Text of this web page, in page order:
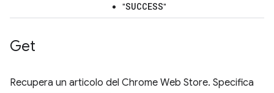
"SUCCESS"
Get
Recupera un articolo del Chrome Web Store. Specifica